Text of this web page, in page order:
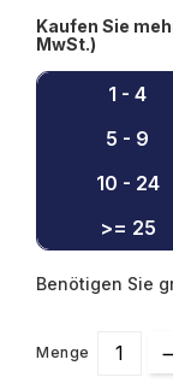
Kaufen Sie
MwSt.)
1 - 4
5 - 9
10 - 24
>= 25
Benötigen Sie
Menge